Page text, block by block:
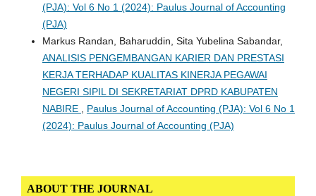
(PJA): Vol 6 No 1 (2024): Paulus Journal of Accounting
(PJA)
Markus Randan, Baharuddin, Sita Yubelina Sabandar,
ANALISIS PENGEMBANGAN KARIER DAN PRESTASI
KERJA TERHADAP KUALITAS KINERJA PEGAWAI
NEGERI SIPIL DI SEKRETARIAT DPRD KABUPATEN
NABIRE
Paulus Journal of Accounting (PJA): Vol 6 No 1
(2024): Paulus Journal of Accounting (PJA)
ABOUT THE JOURNAL